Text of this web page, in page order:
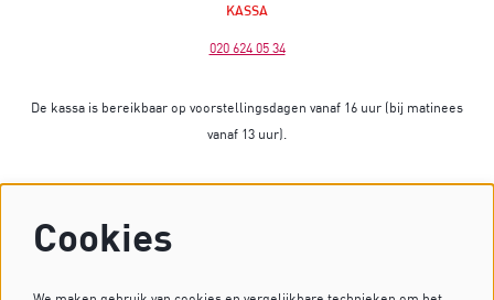
KASSA
020 624 05 34
De kassa is bereikbaar op voorstellingsdagen vanaf 16 uur (bij matinees
vanaf 13 uur).
Heb je vragen? Stuur dan een mailtje naar
Cookies